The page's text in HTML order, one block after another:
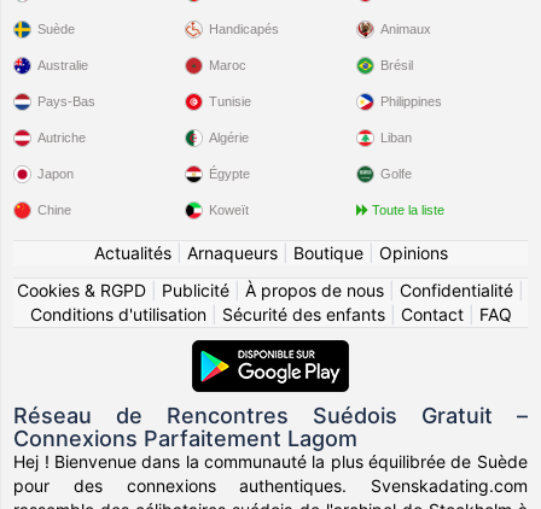
Suède Handicapés Animaux
Australie
Pays-Bas
Autriche
Japon
Chine
Maroc
Tunisie
Algérie
Égypte
Koweït
Brésil
Philippines
Liban
Golfe
Toute la liste
Actualités| Arnaqueurs| Boutique| Opinions
Cookies & RGPD
Publicité À propos de nous Confidentialité
Conditions d'utilisation| Sécurité des enfants| Contact| FAQ
Réseau de Rencontres Suédois Gratuit –
Connexions Parfaitement Lagom
Hej ! Bienvenue dans la communauté la plus équilibrée de Suède
pour des connexions authentiques. Svenskadating.com